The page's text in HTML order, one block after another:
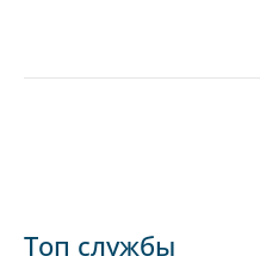
Топ службы